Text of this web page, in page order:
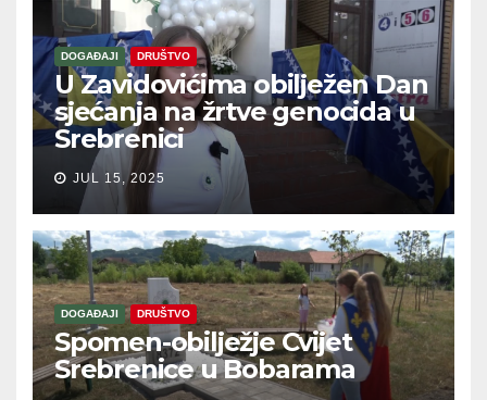
DOGAĐAJI DRUŠTVO
U Zavidovićima obilježen Dan
sjećanja na žrtve genocida u
Srebrenici
JUL 15, 2025
DOGAĐAJI DRUŠTVO
Spomen-obilježje Cvijet
Srebrenice u Bobarama